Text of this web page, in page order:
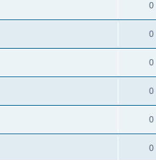
0
0
0
0
0
0